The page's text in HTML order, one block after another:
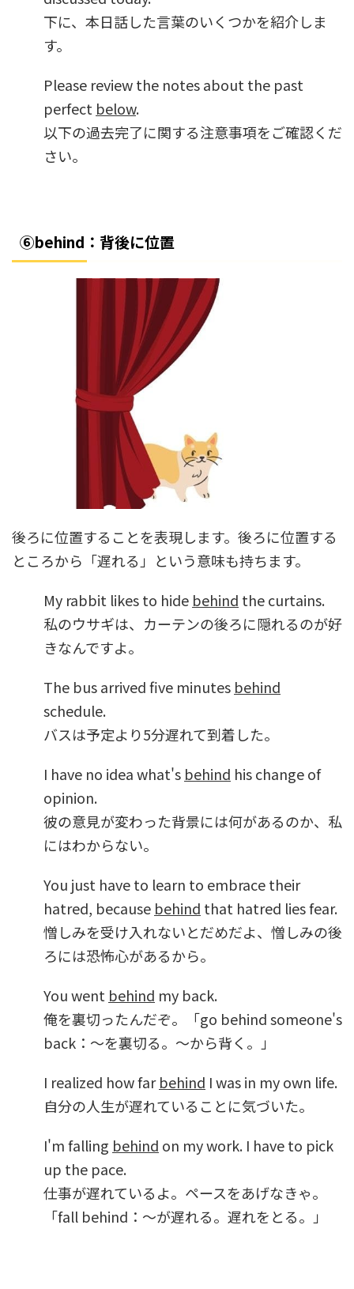
下に、本日話した言葉のいくつかを紹介しま
す。
Please review the notes about the past
perfect below.
以下の過去完了に関する注意事項をご確認くだ
さい。
⑥behind：背後に位置
後ろに位置することを表現します。後ろに位置する
ところから「遅れる」という意味も持ちます。
My rabbit likes to hide behind the curtains.
私のウサギは、カーテンの後ろに隠れるのが好
きなんですよ。
The bus arrived five minutes behind
schedule.
バスは予定より5分遅れて到着した。
I have no idea what's behind his change of
opinion.
彼の意見が変わった背景には何があるのか、私
にはわからない。
You just have to learn to embrace their
hatred, because behind that hatred lies fear.
憎しみを受け入れないとだめだよ、憎しみの後
ろには恐怖心があるから。
You went behind my back.
俺を裏切ったんだぞ。「go behind someone's
back：～を裏切る。～から背く。」
I realized how farbehind I was in my own life.
自分の人生が遅れていることに気づいた。
I'm falling behind on my work. I have to pick
up the pace.
仕事が遅れているよ。ペースをあげなきゃ。
「fall behind：～が遅れる。遅れをとる。」